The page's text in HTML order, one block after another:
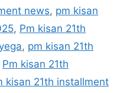
news, pm kisan
, Pm kisan 21th
, pm kisan 21th
Pm kisan 21th
kisan 21th installment